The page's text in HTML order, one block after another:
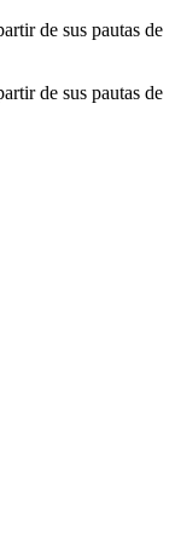
de sus pautas de
de sus pautas de